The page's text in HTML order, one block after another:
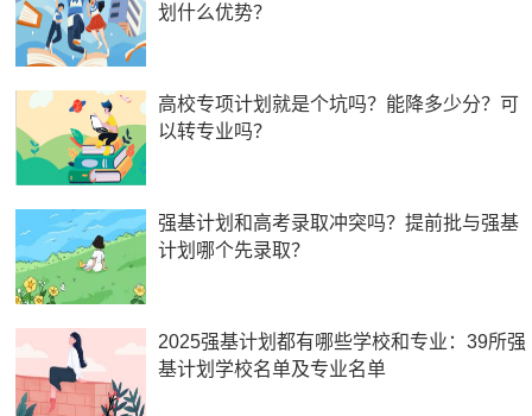
划什么优势？
高校专项计划就是个坑吗？能降多少分？可
以转专业吗？
强基计划和高考录取冲突吗？提前批与强基
计划哪个先录取？
2025强基计划都有哪些学校和专业：39所强
基计划学校名单及专业名单